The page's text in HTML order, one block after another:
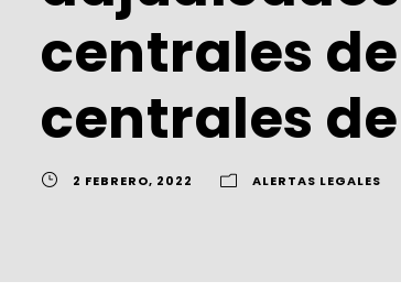
centrales
centrales
2 FEBRERO, 2022 ALERTAS LEGALES